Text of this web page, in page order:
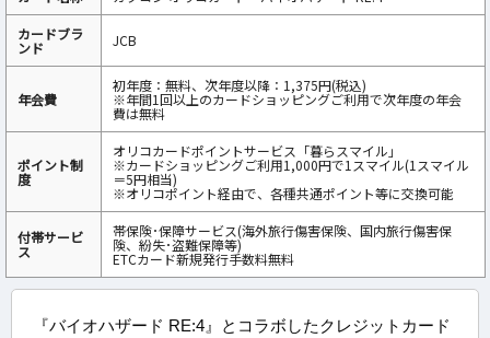
カードブラ
ンド JCB
年会費
初年度：無料、次年度以降：1,375円(税込)
※年間1回以上のカードショッピングご利用で次年度の年会
費は無料
ポイント制
度
オリコカードポイントサービス「暮らスマイル」
※カードショッピングご利用1,000円で1スマイル(1スマイル
＝5円相当)
※オリコポイント経由で、各種共通ポイント等に交換可能
付帯サービ
ス
帯保険･保障サービス(海外旅行傷害保険、国内旅行傷害保
険、紛失･盗難保障等)
ETCカード新規発行手数料無料
『バイオハザード RE:4』とコラボしたクレジットカード